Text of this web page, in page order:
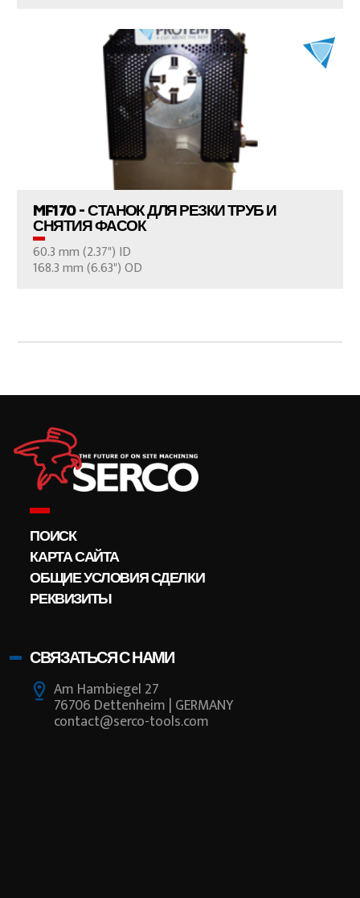
MF170 - СТАНОК ДЛЯ РЕЗКИ ТРУБ И
СНЯТИЯ ФАСОК
60.3 mm (2.37") ID
168.3 mm (6.63") OD
ПРОСМОТР ПРОДУКТОВ
ПОИСК
КАРТА САЙТА
ОБЩИЕ УСЛОВИЯ СДЕЛКИ
РЕКВИЗИТЫ
СВЯЗАТЬСЯ С НАМИ
Am Hambiegel 27
76706 Dettenheim | GERMANY
contact@serco-tools.com